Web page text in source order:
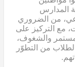
المدارس
من الضروري
مع التركيز على
والشغوف،
من التطوّر